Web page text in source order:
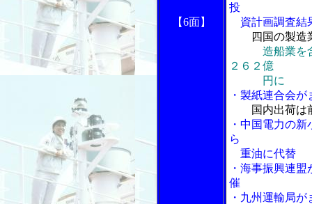
【6面】
投
資計画調査結
四国の製造
造船業を
２６２億
円に
・製紙連合会
国内出荷は
・中国電力の
ら
重油に代替
・海事振興連
催
・九州運輸局